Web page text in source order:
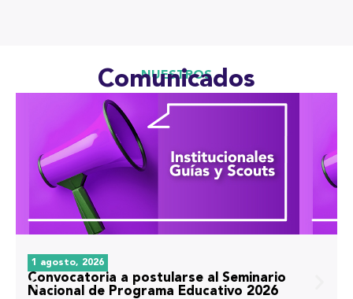
NUESTROS
Comunicados
1 agosto, 2026
Convocatoria a postularse al Seminario
Nacional de Programa Educativo 2026